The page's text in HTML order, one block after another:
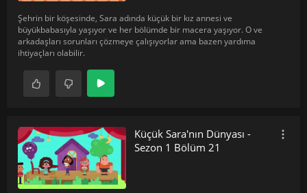
Şehrin bir köşesinde, Sara adında küçük bir kız annesi ve
büyükbabasıyla yaşıyor ve her bölümde bir macera yaşıyor. O ve
arkadaşları sorunları çözmeye çalışıyorlar ama bazen yardıma
ihtiyaçları olabilir.
Küçük Sara'nın Dünyası -
Sezon 1 Bölüm 21